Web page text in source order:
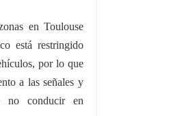
en Toulouse
está restringido
por lo que
a las señales y
no conducir en